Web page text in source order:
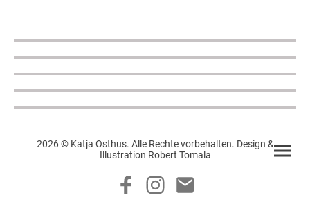
2026 © Katja Osthus. Alle Rechte vorbehalten. Design &
Illustration Robert Tomala